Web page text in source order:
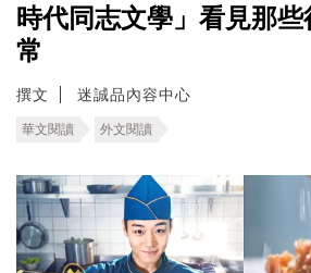
時代同志文學」看見那些
常
撰文 迷誠品內容中心
華文閱讀 外文閱讀